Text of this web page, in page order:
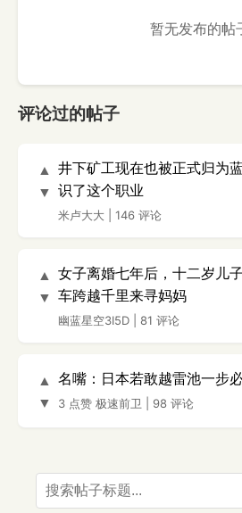
暂无发布的帖
评论过的帖子
▲
▼
井下矿工现在也被正式归为
识了这个职业
米卢大大 146 评论
▲
▼
女子离婚七年后，十二岁儿
车跨越千里来寻妈妈
幽蓝星空3I5D 81 评论
▲
▼
名嘴：日本若敢越雷池一步
3 点赞 极速前卫 98 评论